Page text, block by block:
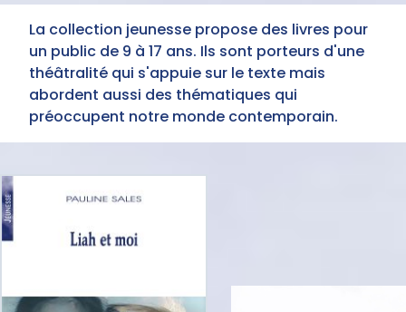
La collection jeunesse propose des livres pour
un public de 9 à 17 ans. Ils sont porteurs d'une
théâtralité qui s'appuie sur le texte mais
abordent aussi des thématiques qui
préoccupent notre monde contemporain.